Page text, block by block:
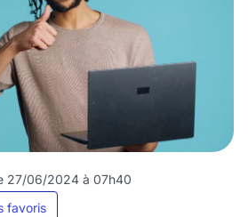
27/06/2024 à 07h40
favoris